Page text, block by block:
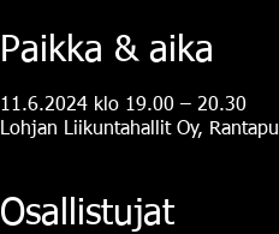
Paikka & aika
11.6.2024 klo 19.00 – 20.30
Lohjan Liikuntahallit Oy,
Osallistujat